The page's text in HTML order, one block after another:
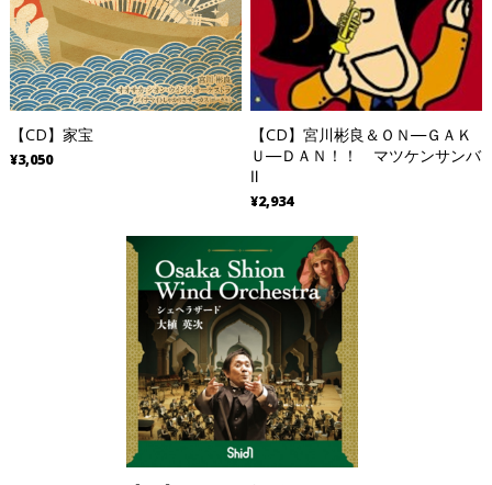
【CD】家宝
¥3,050
【CD】宮川彬良＆ＯＮ―ＧＡＫ
Ｕ―ＤＡＮ！！ マツケンサンバ
Ⅱ
¥2,934